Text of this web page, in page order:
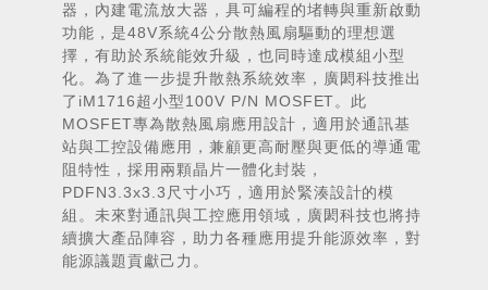
器，內建電流放大器，具可編程的堵轉與重新啟動
功能，是48V系統4公分散熱風扇驅動的理想選
擇，有助於系統能效升級，也同時達成模組小型
化。為了進一步提升散熱系統效率，廣閎科技推出
了 iM1716超小型100V P/N MOSFET。此
MOSFET專為散熱風扇應用設計，適用於通訊基
站與工控設備應用，兼顧更高耐壓與更低的導通電
阻特性，採用兩顆晶片一體化封裝，
PDFN3.3x3.3 尺寸小巧，適用於緊湊設計的模
組。未來對通訊與工控應用領域，廣閎科技也將持
續擴大產品陣容，助力各種應用提升能源效率，對
能源議題貢獻己力。